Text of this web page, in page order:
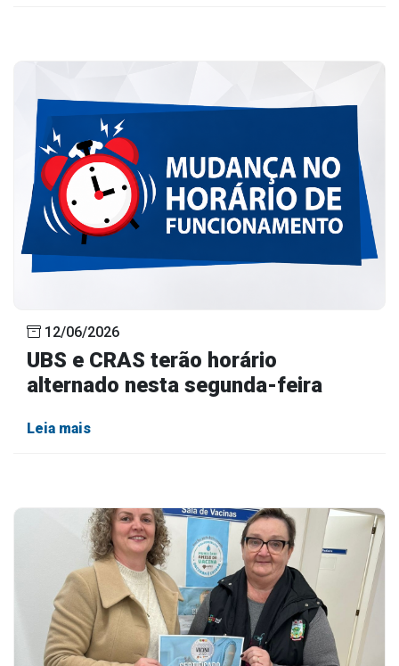
12/06/2026
UBS e CRAS terão horário
alternado nesta segunda-feira
Leia mais